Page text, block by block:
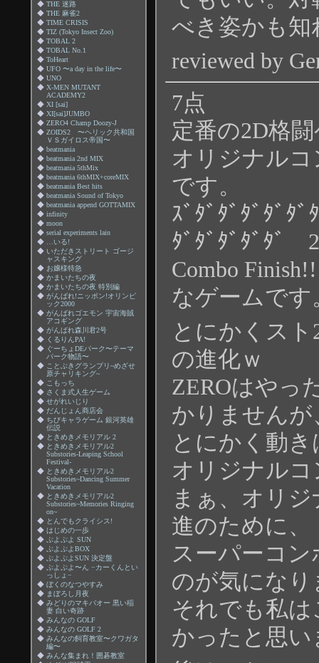
◆ THE 迷路
◆ THE 麻雀2
◆ TIME CRISIS
◆ TIZ (Tokyo Insect Zoo)
◆ TOBAL 2
◆ TOBAL No.1
◆ ToHeart
◆ UFO 〜a day in the life〜
◆ UNO
◆ X-MEN MUTANT
ACADEMY2
◆ XI [sai]
◆ XI[sai]JUMBO
◆ ZERO4 Champ Doozy-J
◆ ZOIDS2 〜ヘリック共和国
ＶＳガイロス帝国〜
◆ beatmania
◆ beatmania 2nd MIX
◆ beatmania 5thMix
◆ beatmania 6thMIX+coreMIX
◆ beatmania Best hits
◆ beatmania Sound of Tokyo
◆ beatmania append GOTTAMIX
◆ infinity
◆ moon
◆ serial experiments lain
◆
…いる!
◆ いただきストリート ゴージ
ャスキング
◆ お嬢様特急
◆ かまいたちの夜
◆ かまいたちの夜 特別編
◆ がんばれ!ニッポン!オリンピ
ック2000
◆ がんばれゴエモン 宇宙海賊
アコギング
◆ がんばれ森川君2号
◆ くるりんPA!
◆ ぐーちょDEパーク〜テーマ
パーク物語〜
◆ ことぶきグランプリ~めざせ
原チャリキング~
◆ こもっち
◆ さくま式人生ゲーム
◆ せがれいじり
◆ だんじょん商店会
◆ ちびキャラゲーム 銀河英雄
伝説
◆ ときめきメモリアル 2
◆ ときめきメモリアル2
Substories-Leaping School
Festival-
◆ ときめきメモリアル2
Substories~Dancing Summer
Vacation
◆ ときめきメモリアル2
Substories~Memories Ringing
on~
◆ とんでもクライシス!
◆ はじめの一歩
◆
ぷよぷよ SUN
◆
ぷよぷよBOX
◆
ぷよぷよSUN 決定盤
◆
ぷよぷよ〜ん −カーくんとい
っしょ−
◆ ぼくのなつやすみ
◆ まぼろし月夜
◆ みどりのマキバオー 黒い稲
妻 白い奇跡
◆ みんなの GOLF
◆ みんなの GOLF 2
◆ みんなの飼育教室〜クワガタ
編〜
◆ みんな集まれ！囲碁教室
べき姿かも知
reviewed by
7点
定番の2D格
オリジナル
です。
ｽﾞﾀﾞﾀﾞﾀﾞﾀﾞﾀﾞ
ﾀﾞﾀﾞﾀﾞﾀﾞﾀﾞ
Combo
なゲームです
とにかくス
の進化ｗ
ZEROはやっ
かりませんが
とにかく動
オリジナル
まぁ、オリ
進のために、
スーパーコ
のが気になり
それでも私
かったと思い